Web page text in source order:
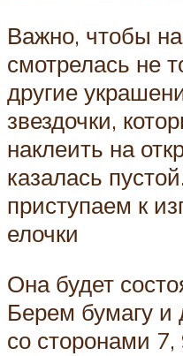
Важно, чтобы
смотрелась не
другие
звездочки,
наклеить на
казалась
приступаем к
елочки
Она будет
Берем бумагу и
со сторонами